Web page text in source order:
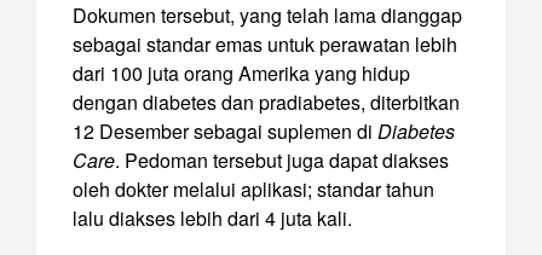
Dokumen tersebut, yang telah lama dianggap
sebagai standar emas untuk perawatan lebih
dari 100 juta orang Amerika yang hidup
dengan diabetes dan pradiabetes, diterbitkan
12 Desember sebagai suplemen di Diabetes
Care. Pedoman tersebut juga dapat diakses
oleh dokter melalui aplikasi; standar tahun
lalu diakses lebih dari 4 juta kali.